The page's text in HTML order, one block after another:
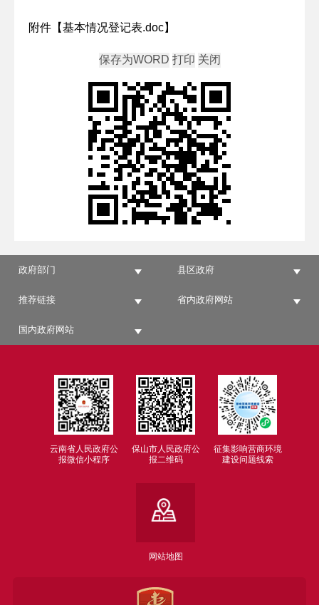
附件【基本情况登记表.doc】
政府部门 县区政府
推荐链接 省内政府网站
国内政府网站
云南省人民政府公
报微信小程序
保山市人民政府公
报二维码
征集影响营商环境
建设问题线索
网站地图